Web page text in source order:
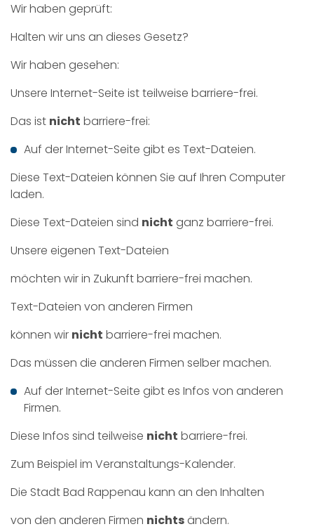
Wir haben geprüft:
Halten wir uns an dieses Gesetz?
Wir haben gesehen:
Unsere Internet-Seite ist teilweise barriere-frei.
Das ist nicht barriere-frei:
Auf der Internet-Seite gibt es Text-Dateien.
Diese Text-Dateien können Sie auf Ihren Computer
laden.
Diese Text-Dateien sind nicht ganz barriere-frei.
Unsere eigenen Text-Dateien
möchten wir in Zukunft barriere-frei machen.
Text-Dateien von anderen Firmen
können wir nicht barriere-frei machen.
Das müssen die anderen Firmen selber machen.
Auf der Internet-Seite gibt es Infos von anderen
Firmen.
Diese Infos sind teilweise nicht barriere-frei.
Zum Beispiel im Veranstaltungs-Kalender.
Die Stadt Bad Rappenau kann an den Inhalten
von den anderen Firmen nichtsändern.